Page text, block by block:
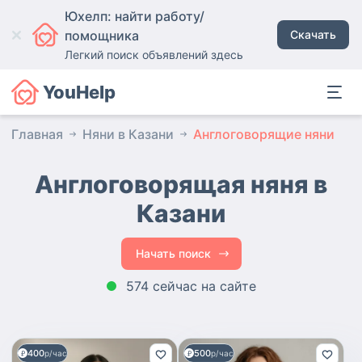
Юхелп: найти работу/
помощника
Легкий поиск объявлений здесь
Скачать
YouHelp
Главная Няни в Казани Англоговорящие няни
Англоговорящая няня в
Казани
Начать поиск
574 сейчас на сайте
400р/час 500р/час